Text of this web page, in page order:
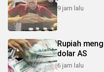
9 jam lalu
Rupiah
dolar AS
6 jam lalu